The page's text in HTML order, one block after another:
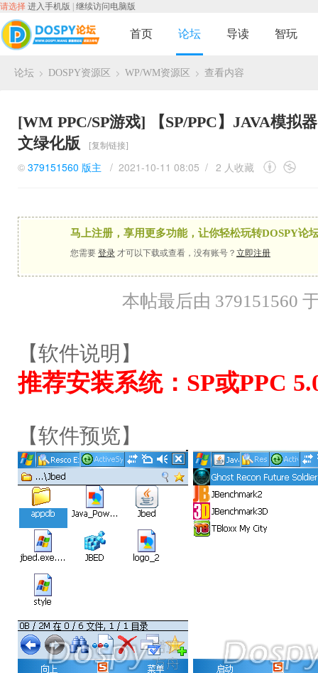
请选择 进入手机版 继续访问电脑版
首页 论坛 导读 智玩
论坛 DOSPY资源区 WP/WM资源区 查看内容
[WM PPC/SP游戏]
【SP/PPC】JAVA模拟
文绿化版
[复制链接]
© 379151560 版主 / 2021-10-11 08:05 / 2 人收藏
马上注册，享用更多功能，让你轻松玩转DOSPY论
您需要 登录 才可以下载或查看，没有账号？ 立即注册
本帖最后由 379151560
【软件说明】
推荐安装系统：SP或PPC
【软件预览】